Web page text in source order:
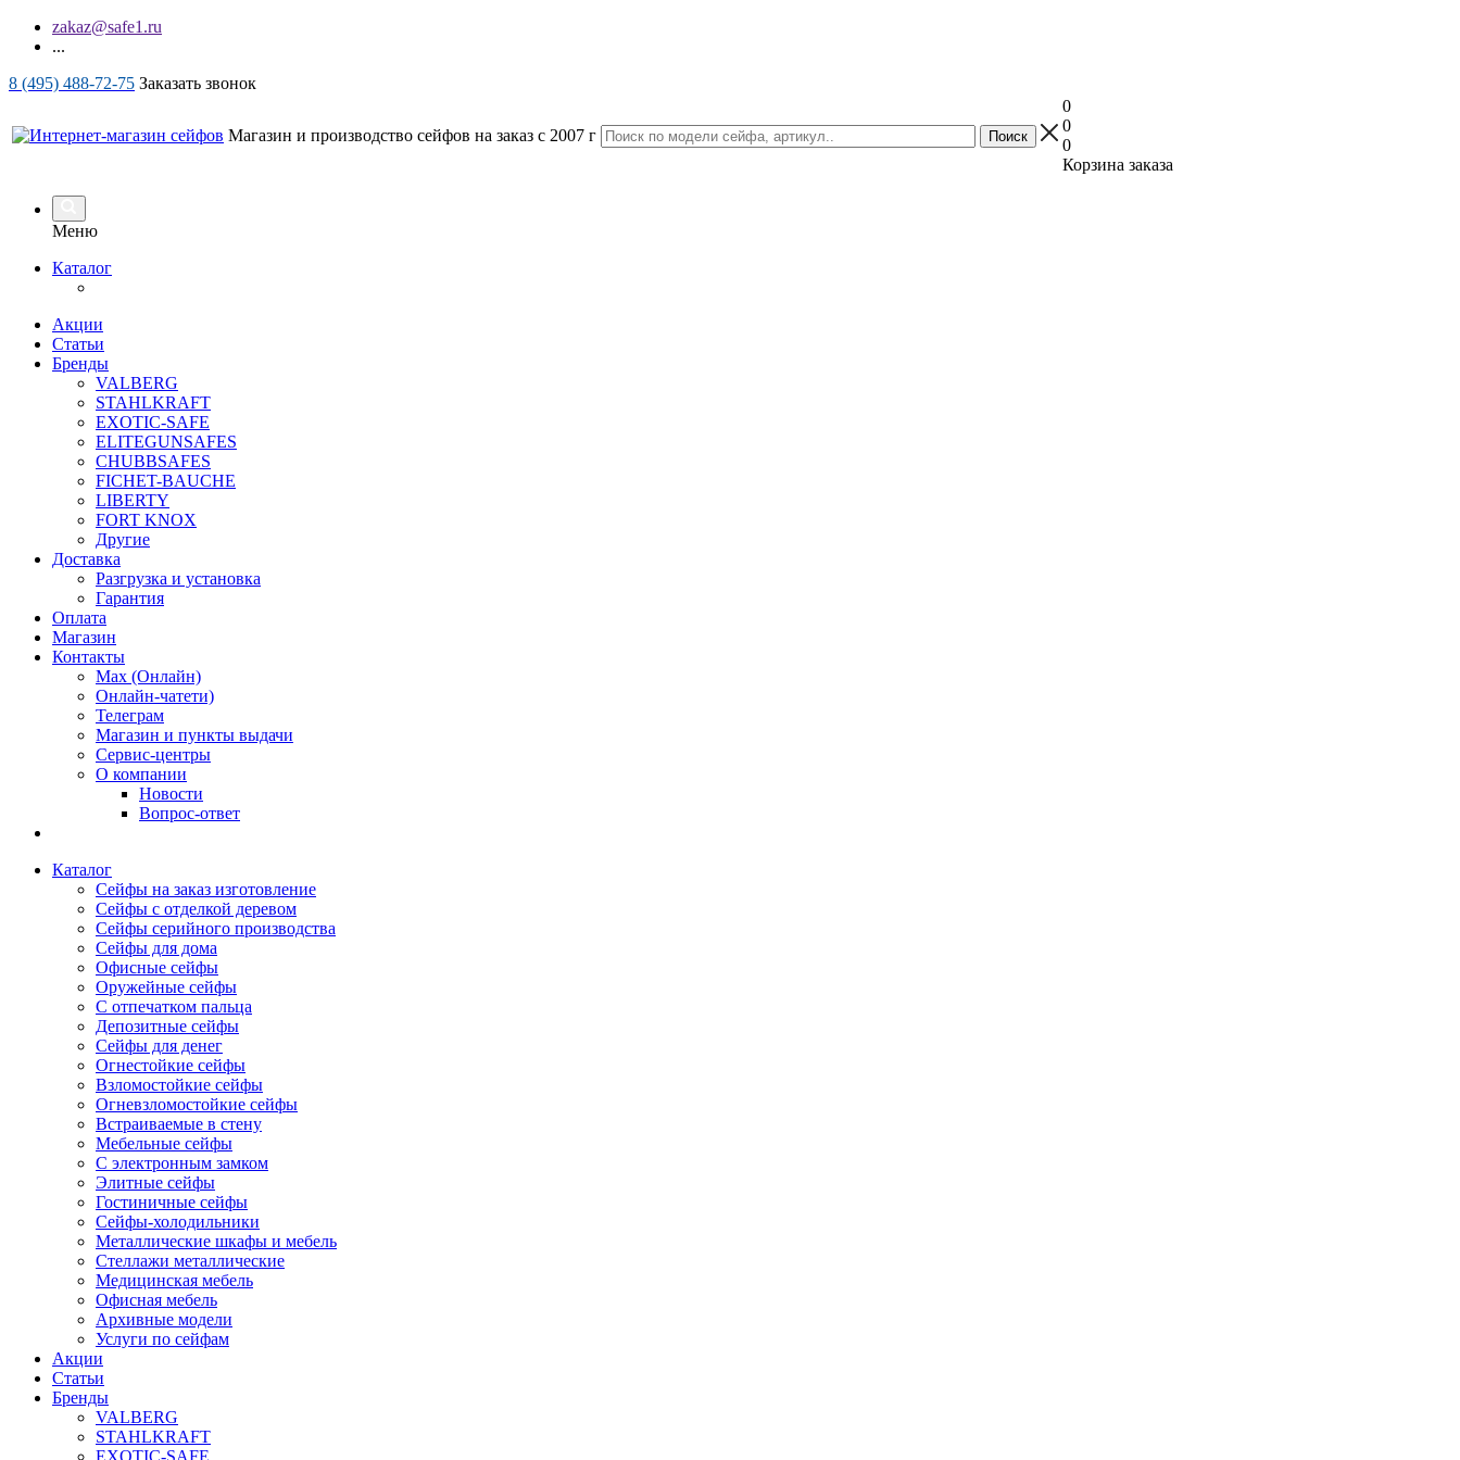
zakaz@safe1.ru
...
8 (495) 488-72-75 Заказать звонок
Магазин и производство сейфов на заказ с 2007 г
0
0
0
Корзина заказа
Меню
Каталог
Акции
Статьи
Бренды
VALBERG
STAHLKRAFT
EXOTIC-SAFE
ELITEGUNSAFES
CHUBBSAFES
FICHET-BAUCHE
LIBERTY
FORT KNOX
Другие
Доставка
Разгрузка и установка
Гарантия
Оплата
Магазин
Контакты
Max (Онлайн)
Онлайн-чатети)
Телеграм
Магазин и пункты выдачи
Сервис-центры
О компании
Новости
Вопрос-ответ
Каталог
Сейфы на заказ изготовление
Сейфы с отделкой деревом
Сейфы серийного производства
Сейфы для дома
Офисные сейфы
Оружейные сейфы
С отпечатком пальца
Депозитные сейфы
Сейфы для денег
Огнестойкие сейфы
Взломостойкие сейфы
Огневзломостойкие сейфы
Встраиваемые в стену
Мебельные сейфы
С электронным замком
Элитные сейфы
Гостиничные сейфы
Сейфы-холодильники
Металлические шкафы и мебель
Стеллажи металлические
Медицинская мебель
Офисная мебель
Архивные модели
Услуги по сейфам
Акции
Статьи
Бренды
VALBERG
STAHLKRAFT
EXOTIC-SAFE